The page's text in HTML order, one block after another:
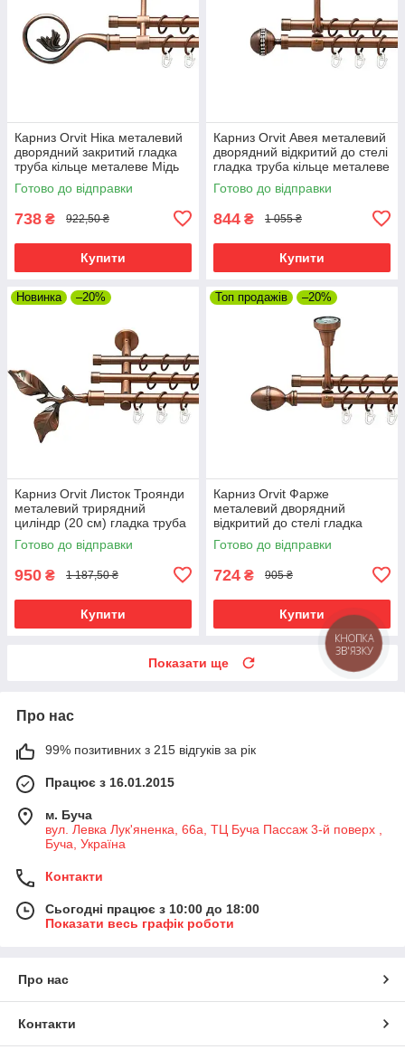
Карниз Orvit Ніка металевий
дворядний закритий гладка
труба кільце металеве Мідь
16\16 мм 120 см (00-
00019915)
Готово до відправки
738 ₴ 922,50 ₴
Купити
Карниз Orvit Авея металевий
дворядний відкритий до стелі
гладка труба кільце металеве
Мідь 16\16 мм 120 см (00-
00020021)
Готово до відправки
844 ₴ 1 055 ₴
Купити
Новинка –20%
Карниз Orvit Листок Троянди
металевий трирядний
циліндр (20 см) гладка труба
кільце металеве Мідь
16\16\16 мм 120 см (00-
Готово до відправки
950 ₴ 1 187,50 ₴
Купити
Топ продажів –20%
Карниз Orvit Фарже
металевий дворядний
відкритий до стелі гладка
труба кільце металеве Мідь
16\16 мм 120 см (00-
Готово до відправки
724 ₴ 905 ₴
Купити
Показати ще
Про нас
99% позитивних з 215 відгуків за рік
Працює з 16.01.2015
м. Буча
вул. Левка Лук'яненка, 66а, ТЦ Буча Пассаж 3-й поверх ,
Буча, Україна
Контакти
Сьогодні працює з 10:00 до 18:00
Показати весь графік роботи
Про нас
Контакти
КНОПКА
ЗВ'ЯЗКУ